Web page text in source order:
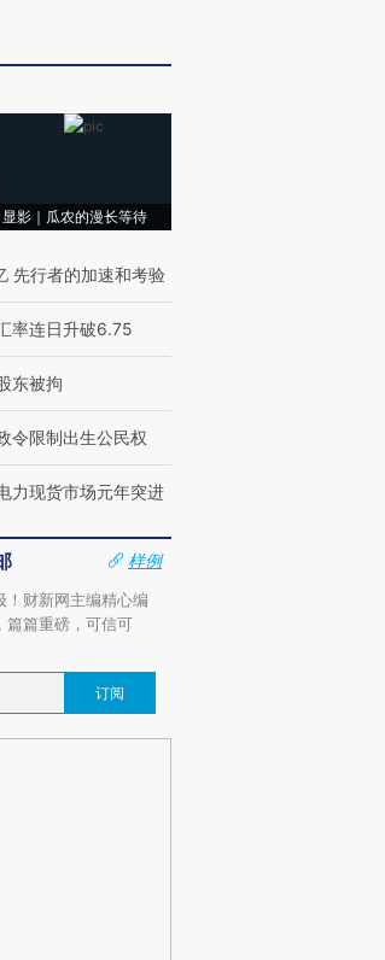
显影｜瓜农的漫长等待
先行者的加速和考验
率连日升破6.75
东被拘
令限制出生公民权
力现货市场元年突进
样例
！财新网主编精心编
篇篇重磅，可信可
订阅